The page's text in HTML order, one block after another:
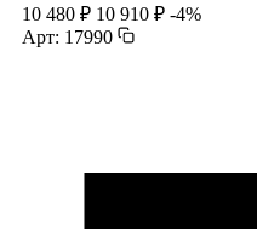
10 480 ₽ 10 910 ₽ -4%
Арт: 17990